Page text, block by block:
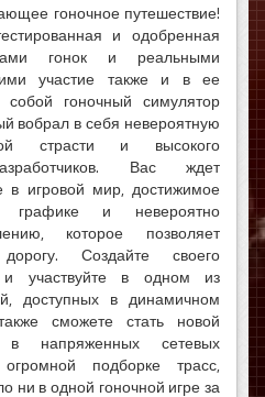
гоночное путешествие!
и одобренная
гонок и реальными
участие также и в ее
собой гоночный симулятор
вобрал в себя невероятную
страсти и высокого
Вас ждет
в игровой мир, достижимое
графике и невероятно
которое позволяет
Создайте своего
и участвуйте в одном из
доступных в динамичном
сможете стать новой
в напряженных сетевых
подборке трасс,
ни в одной гоночной игре за